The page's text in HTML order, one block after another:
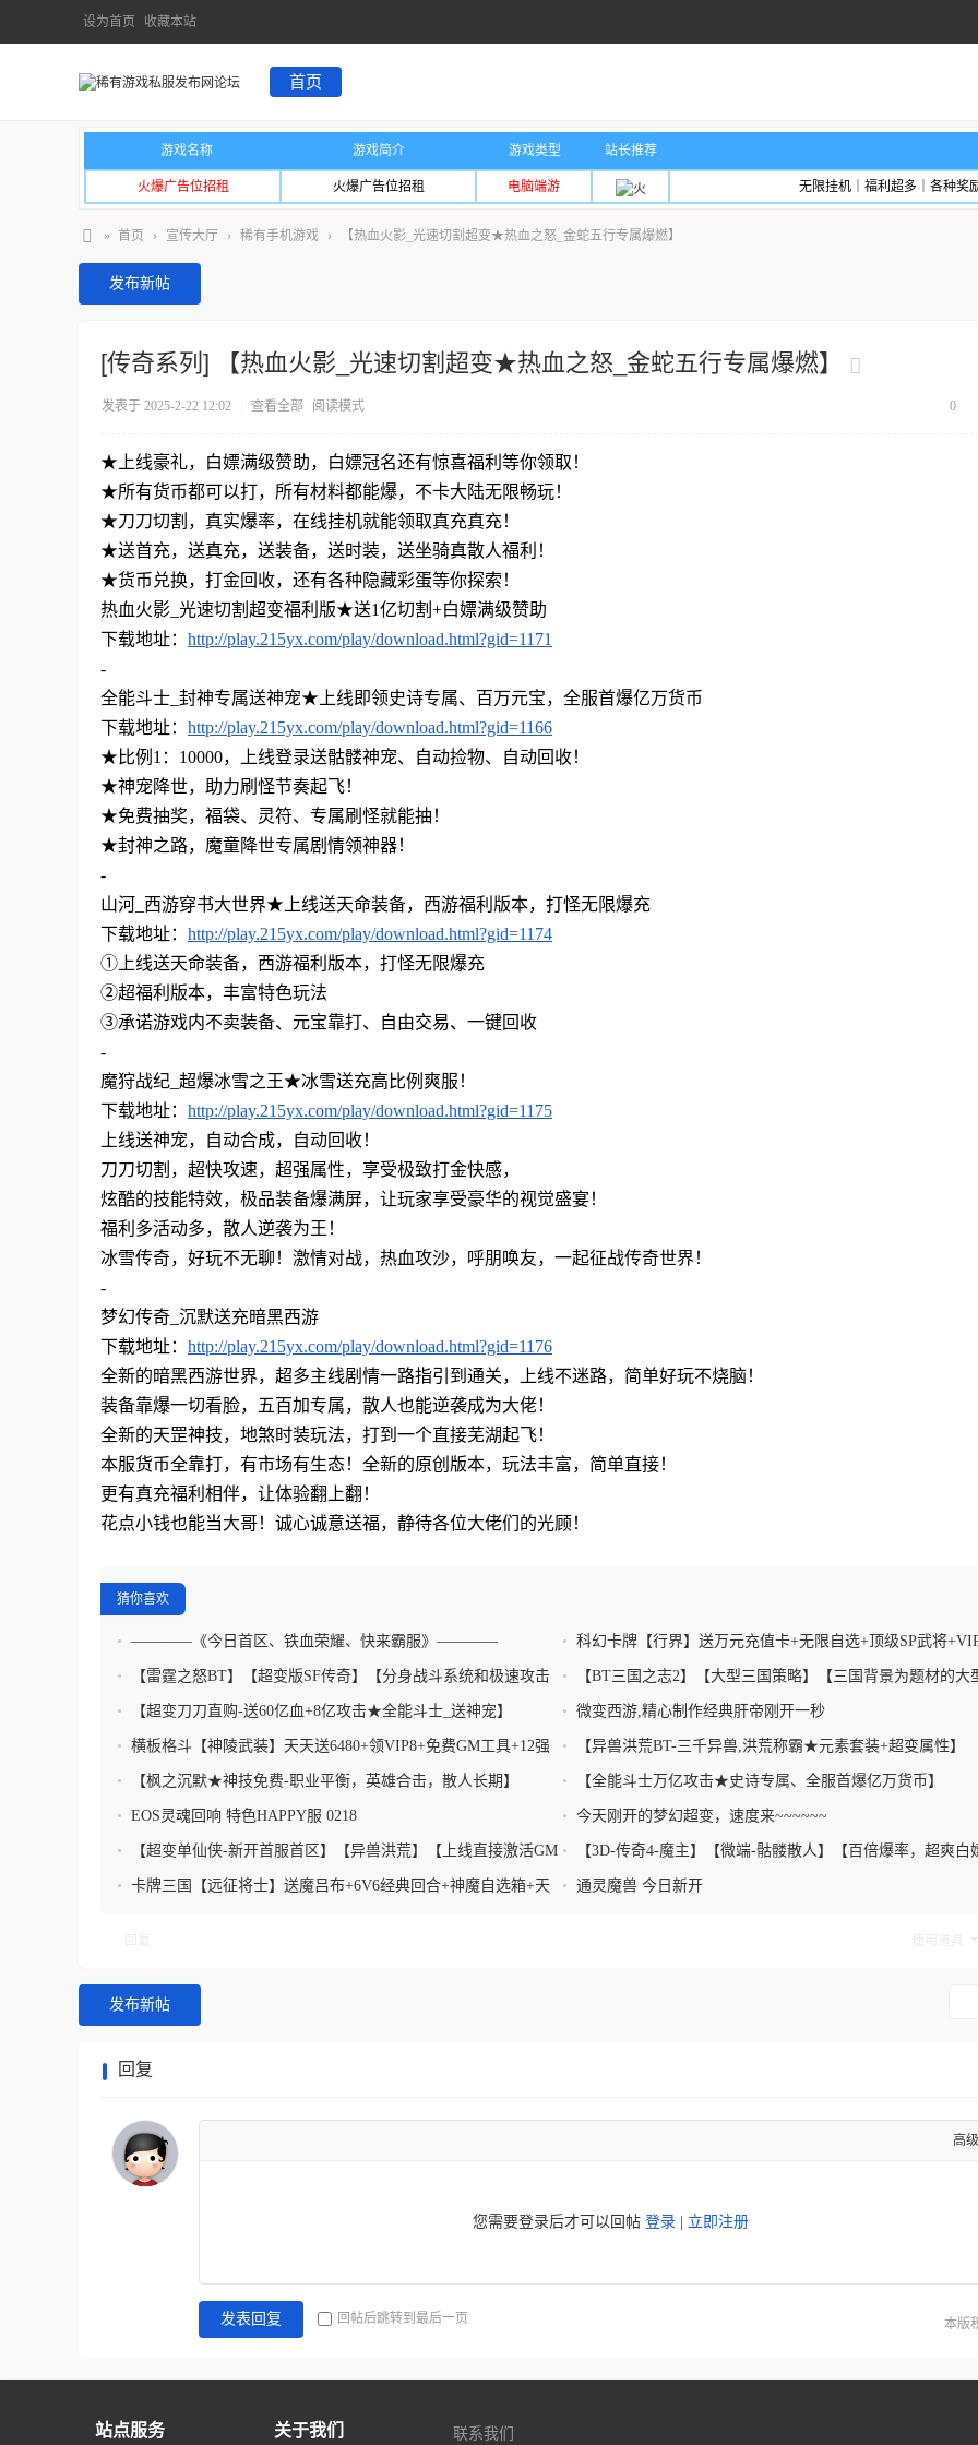
设为首页 收藏本站
首页
游戏名称 游戏简介 游戏类型 站长推荐
火爆广告位招租 火爆广告位招租 电脑端游 无限挂机｜福利超多｜各种奖
» 首页 › 宣传大厅 › 稀有手机游戏 › 【热血火影_光速切割超变★热血之怒_金蛇五行专属爆燃】
发布新帖
[传奇系列] 【热血火影_光速切割超变★热血之怒_金蛇五行专属爆燃】
0
发表于 2025-2-22 12:02 查看全部 阅读模式
★上线豪礼，白嫖满级赞助，白嫖冠名还有惊喜福利等你领取！
★所有货币都可以打，所有材料都能爆，不卡大陆无限畅玩！
★刀刀切割，真实爆率，在线挂机就能领取真充真充！
★送首充，送真充，送装备，送时装，送坐骑真散人福利！
★货币兑换，打金回收，还有各种隐藏彩蛋等你探索！
热血火影 _光速切割超变福利版★送1亿切割+白嫖满级赞助
下载地址： http://play.215yx.com/play/download.html?gid=1171
-
全能斗士 _封神专属送神宠★ 上线即领史诗专属、百万元宝，全服首爆亿万货币
下载地址： http://play.215yx.com/play/download.html?gid=1166
★比例1：10000，上线登录送骷髅神宠、自动捡物、自动回收！
★神宠降世，助力刷怪节奏起飞！
★免费抽奖，福袋、灵符、专属刷怪就能抽！
★封神之路，魔童降世专属剧情领神器！
-
山河 _西游穿书大世界★ 上线送天命装备，西游福利版本，打怪无限爆充
下载地址： http://play.215yx.com/play/download.html?gid=1174
①上线送天命装备，西游福利版本，打怪无限爆充
②超福利版本，丰富特色玩法
③承诺游戏内不卖装备、元宝靠打、自由交易、一键回收
-
魔狩战纪 _超爆冰雪之王★冰雪送充高比例爽服！
下载地址： http://play.215yx.com/play/download.html?gid=1175
上线送神宠，自动合成，自动回收！
刀刀切割，超快攻速，超强属性，享受极致打金快感，
炫酷的技能特效，极品装备爆满屏，让玩家享受豪华的视觉盛宴！
福利多活动多，散人逆袭为王！
冰雪传奇，好玩不无聊！激情对战，热血攻沙，呼朋唤友，一起征战传奇世界！
-
梦幻传奇 _沉默送充暗黑西游
下载地址： http://play.215yx.com/play/download.html?gid=1176
全新的暗黑西游世界，超多主线剧情一路指引到通关，上线不迷路，简单好玩不烧脑！
装备靠爆一切看脸，五百加专属，散人也能逆袭成为大佬！
全新的天罡神技，地煞时装玩法，打到一个直接芜湖起飞！
本服货币全靠打，有市场有生态！全新的原创版本，玩法丰富，简单直接！
更有真充福利相伴，让体验翻上翻！
花点小钱也能当大哥！诚心诚意送福，静待各位大佬们的光顾！
猜你喜欢
• ————《今日首区、铁血荣耀、快来霸服》———— • 科幻卡牌【行界】送万元充值卡+无限自选+顶级SP武将
•
【雷霆之怒BT】【超变版SF传奇】【分身战斗系统和极速攻击
模式】
•
【BT三国之志2】【大型三国策略】【三国背景为题材的大
略型游戏】
• 【超变刀刀直购-送60亿血+8亿攻击★全能斗士_送神宠】 • 微变西游,精心制作经典肝帝刚开一秒
• 横板格斗【神陵武装】天天送6480+领VIP8+免费GM工具+12强
化锤
• 【异兽洪荒BT-三千异兽,洪荒称霸★元素套装+超变属性】
• 【枫之沉默★神技免费-职业平衡，英雄合击，散人长期】 • 【全能斗士万亿攻击★史诗专属、全服首爆亿万货币】
• EOS灵魂回响 特色HAPPY服 0218 • 今天刚开的梦幻超变，速度来~~~~~~
•
【超变单仙侠-新开首服首区】【异兽洪荒】【上线直接激活GM
特权】
•
【3D-传奇4-魔主】【微端-骷髅散人】【百倍爆率，超爽白
满屏爆装】
• 卡牌三国【远征将士】送魔吕布+6V6经典回合+神魔自选箱+天
• 通灵魔兽 今日新开
发布新帖
回复
高
您需要登录后才可以回帖 登录 立即注册
本版
发表回复 回帖后跳转到最后一页
站点服务 关于我们 联系我们